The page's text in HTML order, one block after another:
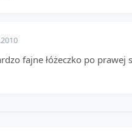
fajne łóżeczko po prawej